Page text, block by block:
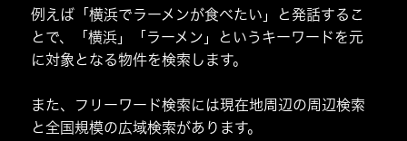
例えば「横浜でラーメンが食べたい」と発話するこ
とで、「横浜」「ラーメン」というキーワードを元
に対象となる物件を検索します。
また、フリーワード検索には現在地周辺の周辺検索
と全国規模の広域検索があります。